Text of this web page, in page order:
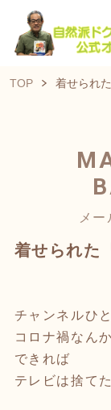
TOP 着せられ
メ
着せられた
チャンネルひ
コロナ禍なん
できれば
テレビは捨て